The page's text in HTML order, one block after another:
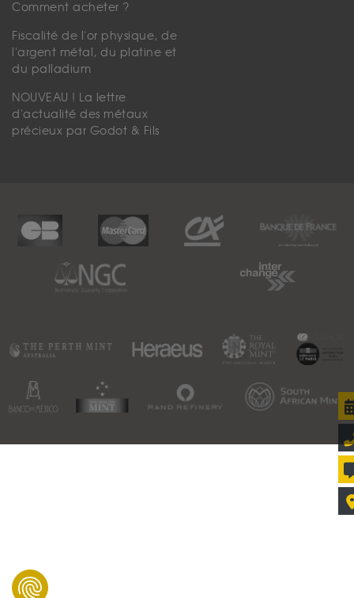
Comment acheter ?
Fiscalité de l'or physique, de
l'argent métal, du platine et
du palladium
NOUVEAU ! La lettre
d'actualité des métaux
précieux par Godot & Fils